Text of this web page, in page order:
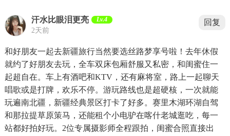
汗水比眼泪更亮 Lv.4
2天前
回复
和好朋友一起去新疆旅行当然要选丝路梦享号啦！去年休假
就约了好朋友去玩，全车双床包厢舒服又私密，和闺蜜住一
起超自在。车上有酒吧和KTV，还有麻将室，路上一起聊天
唱歌或是打牌，欢乐不停。游玩路线也是超硬核，一次就能
玩遍南北疆，新疆经典景区打卡了好多。赛里木湖环湖自驾
和那拉提草原策马，还能租个小电驴在喀什老城逛吃，每一
站都好拍好玩。2位专属摄影师全程跟拍，闺蜜合照直接出